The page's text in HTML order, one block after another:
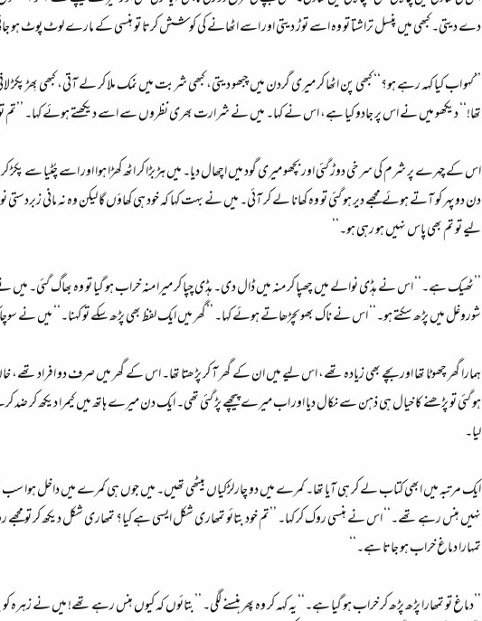
دے دیتی۔ کبھی میں پنسل تراشتا تو وہ اسے توڑ دیتی اور اسے اٹھانے کی کوشش کرتا تو ہنسی کے مارے لوٹ پوٹ ہو
’’کہو اب کیا کہہ رہے ہو؟‘‘ کبھی پن اٹھا کر میری گردن میں چبھو دیتی، کبھی شربت میں نمک ملا کر لے آتی، کبھی بِھڑ
تھا!‘‘ دیکھو میں نے اس پر جادو کیا ہے، اس نے کہا۔ میں نے شرارت بھری نظروں سے اسے دیکھتے ہوئے کہا۔ ’’تم تو
اس کے چہرے پر شرم کی سرخی دوڑ گئی اور بچھو میری گود میں اچھال دیا۔ میں ہڑبڑا کر اٹھ کھڑا ہوا اور اسے چُٹیا سے پکڑ
دن دوپہر کو آتے ہوئے مجھے دیر ہو گئی تو وہ کھانا لے کر آئی۔ میں نے بہت کہا کہ خود ہی کھاؤں گا لیکن وہ نہ مانی
لیے تو تم بھی پاس نہیں ہو رہی ہو۔‘‘
’’ٹھیک ہے۔‘‘ اس نے ہڈی نوالے میں چھپا کر منہ میں ڈال دی۔ ہڈی چپا کر میرا منہ خراب ہو گیا تو وہ بھاگ گئی۔
شوروغل میں پڑھ سکتے ہو۔‘‘ اس نے ناک بھوںچڑھاتے ہوئے کہا۔ ’’گھر میں ایک لفظ بھی پڑھ سکے تو کہنا۔‘‘ میں نے
ہمارا گھر چھوٹا تھا اور بچے بھی زیادہ تھے، اس لیے میں ان کے گھر آ کر پڑھتا تھا۔ اس کے گھر میں صرف دو افراد
ہو گئی تو پڑھنے کا خیال ہی ذہن سے نکال دیا اور اب میرے پیچھے پڑ گئی تھی۔ ایک دن میرے ہاتھ میں کیمرا دیکھ کر
لیا۔
ایک مرتبہ میں ابھی کتاب لے کر ہی آیا تھا۔ کمرے میں دو چارلڑکیاں بیٹھی تھیں۔ میں جوں ہی کمرے میں داخل ہوا سب
نہیں ہنس رہے تھے۔‘‘ اس نے ہنسی روک کر کہا۔ ’’تم خود بتائو تمھاری شکل ایسی ہے کیا؟ تمھاری شکل دیکھ کر تو
تمہارا دماغ خراب ہو جاتا ہے۔‘‘
’’دماغ تو تمھارا پڑھ پڑھ کر خراب ہو گیا ہے۔‘‘ یہ کہہ کر وہ پھر ہنسنے لگی۔ ’’بتائوں کہ کیوں ہنس رہے تھے! میں نے